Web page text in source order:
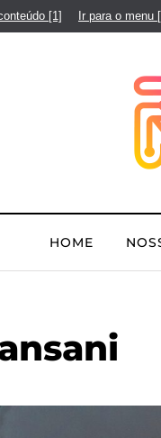
[1] Ir para o menu
HOME